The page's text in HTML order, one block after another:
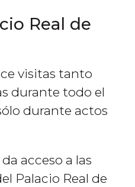
Real de
visitas tanto
durante todo el
durante actos
acceso a las
Palacio Real de